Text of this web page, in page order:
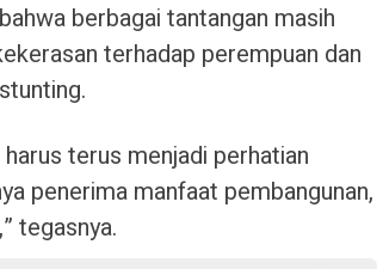
berbagai tantangan masih
terhadap perempuan dan
terus menjadi perhatian
penerima manfaat pembangunan,
tegasnya.